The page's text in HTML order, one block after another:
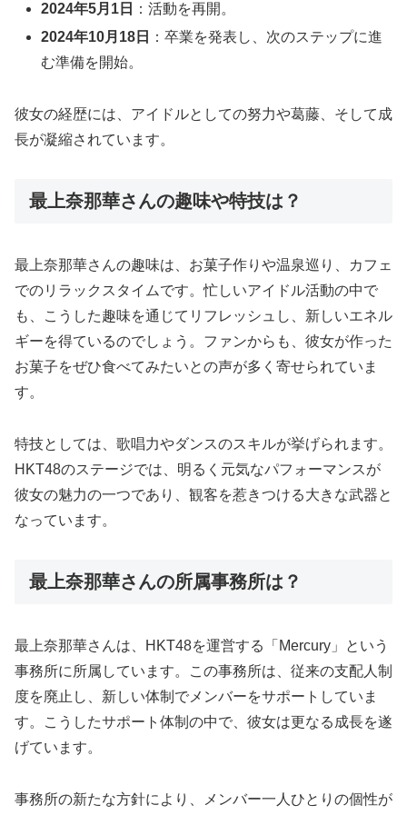
2024年5月1日
：活動を再開。
2024年10月18日
：卒業を発表し、次のステップに進
む準備を開始。
彼女の経歴には、アイドルとしての努力や葛藤、そして成
長が凝縮されています。
最上奈那華さんの趣味や特技は？
最上奈那華さんの趣味は、お菓子作りや温泉巡り、カフェ
でのリラックスタイムです。忙しいアイドル活動の中で
も、こうした趣味を通じてリフレッシュし、新しいエネル
ギーを得ているのでしょう。ファンからも、彼女が作った
お菓子をぜひ食べてみたいとの声が多く寄せられていま
す。
特技としては、歌唱力やダンスのスキルが挙げられます。
HKT48のステージでは、明るく元気なパフォーマンスが
彼女の魅力の一つであり、観客を惹きつける大きな武器と
なっています。
最上奈那華さんの所属事務所は？
最上奈那華さんは、HKT48を運営する「Mercury」という
事務所に所属しています。この事務所は、従来の支配人制
度を廃止し、新しい体制でメンバーをサポートしていま
す。こうしたサポート体制の中で、彼女は更なる成長を遂
げています。
事務所の新たな方針により、メンバー一人ひとりの個性が